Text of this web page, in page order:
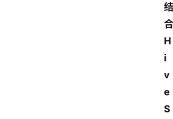
结
合
H
i
v
e
S